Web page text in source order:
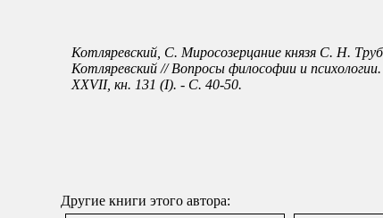
Котляревский, С. Миросозерцание князя С. Н.
Котляревский // Вопросы философии и
XXVII, кн. 131 (I). - С. 40-50.
Другие книги этого автора: